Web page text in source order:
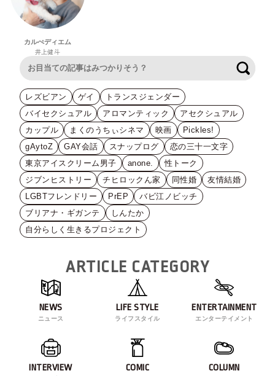
カルぺディエム
井上健斗
レズビアン ゲイ
トランスジェンダー
バイセクシュアル
アロマンティック
アセクシュアル
カップル
まくのうちぃシネマ 映画
Pickles!
gAytoZ
GAY会話 スナップログ
恋の三十一文字
東京アイスクリーム男子
anone.
性トーク
ジブンヒストリー
チヒロックん家 同性婚
友情結婚
LGBTフレンドリー
PrEP
バビ江ノビッチ
ブリアナ・ギガンテ
しんたか
自分らしく生きるプロジェクト
ARTICLE CATEGORY
NEWS
ニュース
LIFE STYLE
ライフスタイル
ENTERTAINMENT
エンターテイメント
INTERVIEW COMIC COLUMN